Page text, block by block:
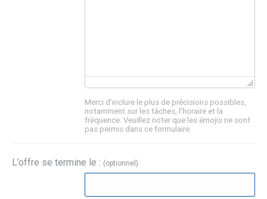
Merci d’inclure le plus de précisions possibles,
notamment sur les tâches, l’horaire et la
fréquence. Veuillez noter que les émojis ne sont
pas permis dans ce formulaire.
L’offre se termine le : (optionnel)